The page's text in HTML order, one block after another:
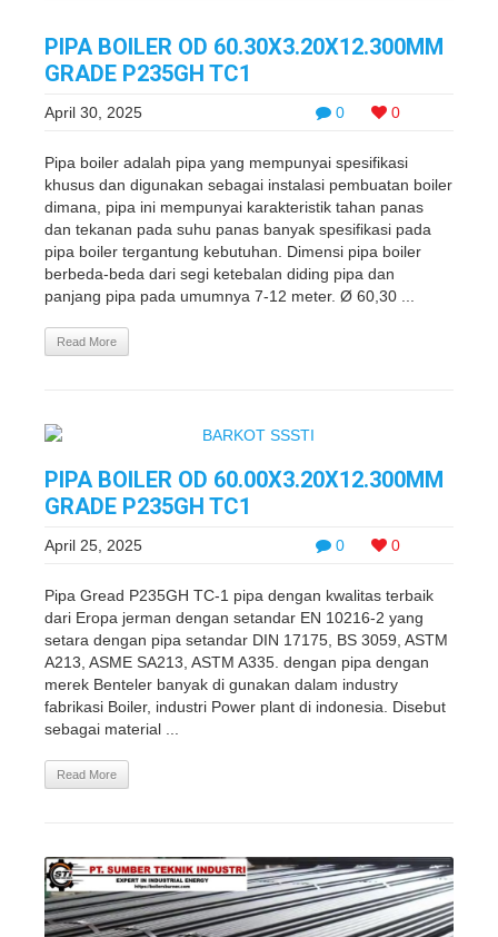
PIPA BOILER OD 60.30X3.20X12.300MM
GRADE P235GH TC1
0 0
April 30, 2025
Pipa boiler adalah pipa yang mempunyai spesifikasi
khusus dan digunakan sebagai instalasi pembuatan boiler
dimana, pipa ini mempunyai karakteristik tahan panas
dan tekanan pada suhu panas banyak spesifikasi pada
pipa boiler tergantung kebutuhan. Dimensi pipa boiler
berbeda-beda dari segi ketebalan diding pipa dan
panjang pipa pada umumnya 7-12 meter. Ø 60,30 ...
Read More
PIPA BOILER OD 60.00X3.20X12.300MM
GRADE P235GH TC1
0 0
April 25, 2025
Pipa Gread P235GH TC-1 pipa dengan kwalitas terbaik
dari Eropa jerman dengan setandar EN 10216-2 yang
setara dengan pipa setandar DIN 17175, BS 3059, ASTM
A213, ASME SA213, ASTM A335. dengan pipa dengan
merek Benteler banyak di gunakan dalam industry
fabrikasi Boiler, industri Power plant di indonesia. Disebut
sebagai material ...
Read More